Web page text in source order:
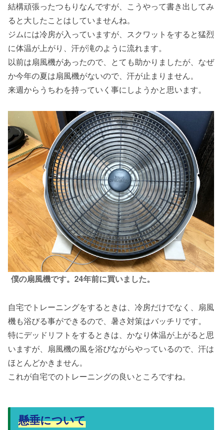
結構頑張ったつもりなんですが、こうやって書き出してみ
ると大したことはしていませんね。
ジムには冷房が入っていますが、スクワットをすると猛烈
に体温が上がり、汗が滝のように流れます。
以前は扇風機があったので、とても助かりましたが、なぜ
か今年の夏は扇風機がないので、汗が止まりません。
来週からうちわを持っていく事にしようかと思います。
僕の扇風機です。24年前に買いました。
自宅でトレーニングをするときは、冷房だけでなく、扇風
機も浴びる事ができるので、暑さ対策はバッチリです。
特にデッドリフトをするときは、かなり体温が上がると思
いますが、扇風機の風を浴びながらやっているので、汗は
ほとんどかきません。
これが自宅でのトレーニングの良いところですね。
懸垂について